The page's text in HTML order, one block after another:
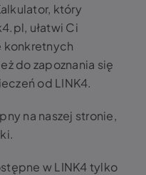
który
ułatwi Ci
konkretnych
do zapoznania się
od LINK4.
na naszej stronie,
w LINK4 tylko